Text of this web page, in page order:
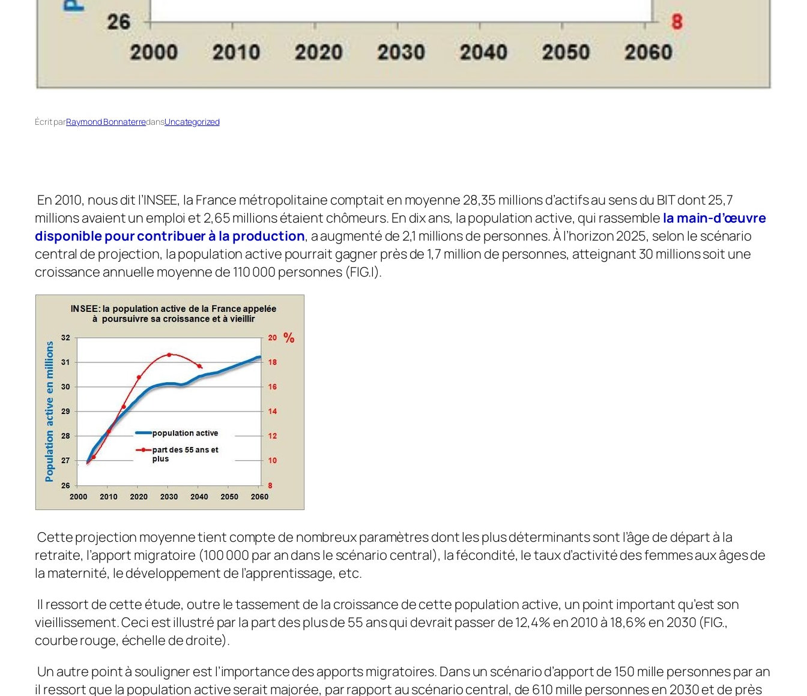
Écrit parRaymond BonnaterredansUncategorized
En 2010, nous dit l’INSEE, la France métropolitaine comptait en moyenne 28,35 millions d’actifs au sens du BIT dont 25,7
millions avaient un emploi et 2,65 millions étaient chômeurs. En dix ans, la population active, qui rassemble la main-d’œuvre
disponible pour contribuer à la production, a augmenté de 2,1 millions de personnes. À l’horizon 2025, selon le scénario
central de projection, la population active pourrait gagner près de 1,7 million de personnes, atteignant 30 millions soit une
croissance annuelle moyenne de 110 000 personnes (FIG.I).
Cette projection moyenne tient compte de nombreux paramètres dont les plus déterminants sont l’âge de départ à la
retraite, l’apport migratoire (100 000 par an dans le scénario central), la fécondité, le taux d’activité des femmes aux âges de
la maternité, le développement de l’apprentissage, etc.
Il ressort de cette étude, outre le tassement de la croissance de cette population active, un point important qu’est son
vieillissement. Ceci est illustré par la part des plus de 55 ans qui devrait passer de 12,4% en 2010 à 18,6% en 2030 (FIG.,
courbe rouge, échelle de droite).
Un autre point à souligner est l’importance des apports migratoires. Dans un scénario d’apport de 150 mille personnes par an
il ressort que la population active serait majorée, par rapport au scénario central, de 610 mille personnes en 2030 et de près